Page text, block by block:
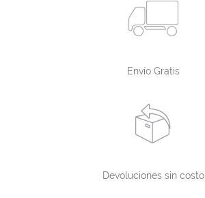
Envío Gratis
Devoluciones sin costo